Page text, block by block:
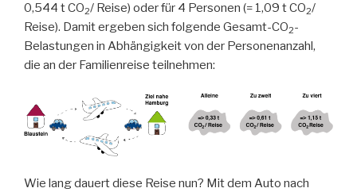
0,544 t CO2/ Reise) oder für 4 Personen (= 1,09 t CO2/
Reise). Damit ergeben sich folgende Gesamt-CO2-
Belastungen in Abhängigkeit von der Personenanzahl,
die an der Familienreise teilnehmen:
Wie lang dauert diese Reise nun? Mit dem Auto nach